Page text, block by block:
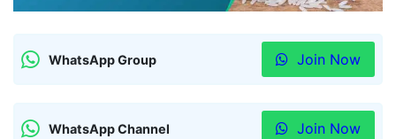
WhatsApp Group Join Now
WhatsApp Channel Join Now